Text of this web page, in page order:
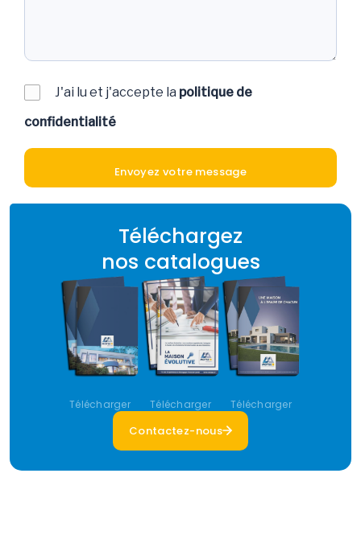
J'ai lu et j'accepte la politique de
confidentialité
Téléchargez
nos catalogues
Télécharger Télécharger Télécharger
Contactez-nous